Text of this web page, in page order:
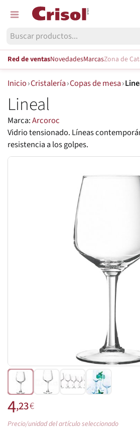
Red de ventasNovedadesMarcasZona de
Inicio›Cristalería›Copas de mesa›
Lineal
Marca:Arcoroc
Vidrio tensionado. Líneas
resistencia a los golpes.
4,23€
Precio/unidad del artículo seleccionado